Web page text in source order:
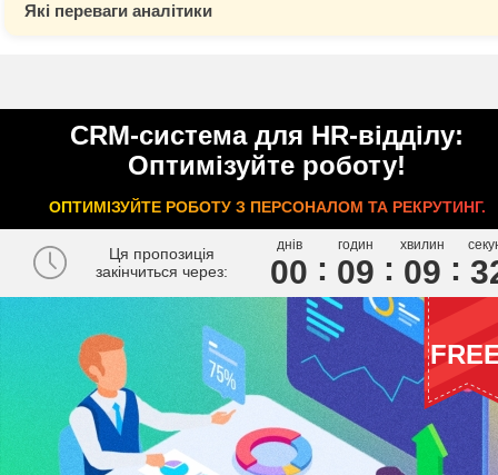
Які переваги аналітики
CRM-система для HR-відділу:
Оптимізуйте роботу!
ОПТИМІЗУЙТЕ РОБОТУ З ПЕРСОНАЛОМ ТА РЕКРУТИНГ.
Ця пропозиція
закінчиться через:
днів
00
годин
09
хвилин
09 3